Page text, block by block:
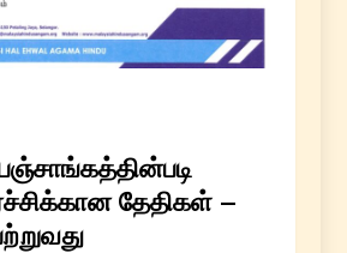
தேதிகள் –